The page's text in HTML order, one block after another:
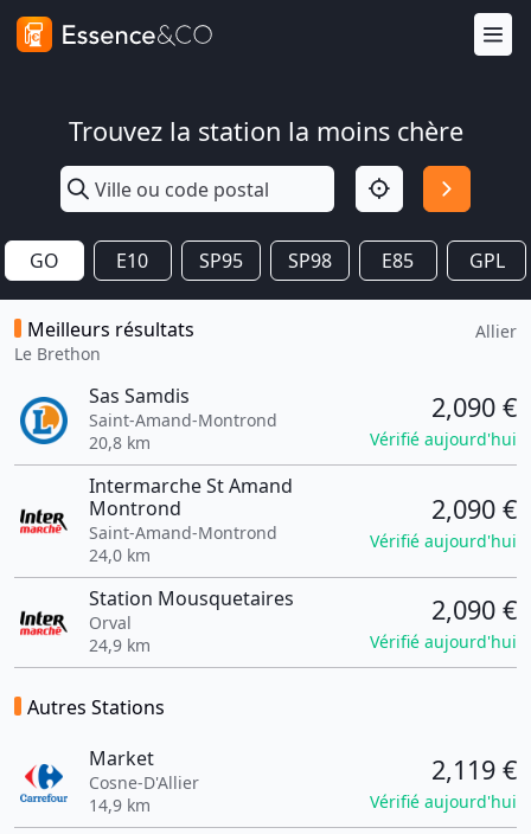
Trouvez la station la moins chère
GO E10 SP95 SP98 E85 GPL
Meilleurs résultats
Le Brethon
Allier
Sas Samdis
Saint-Amand-Montrond
20,8 km
2,090 €
Vérifié aujourd'hui
Intermarche St Amand
Montrond
Saint-Amand-Montrond
24,0 km
2,090 €
Vérifié aujourd'hui
Station Mousquetaires
Orval
24,9 km
2,090 €
Vérifié aujourd'hui
Autres Stations
Market
Cosne-D'Allier
14,9 km
2,119 €
Vérifié aujourd'hui